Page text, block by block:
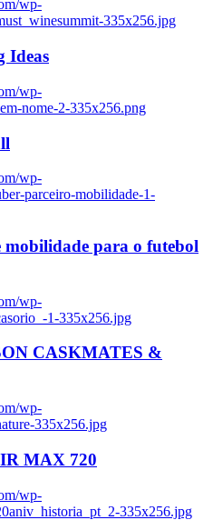
wp-
335x256.jpg
Ideas
wp-
nome-2-335x256.png
wp-
parceiro-mobilidade-1-
mobilidade para o futebol
wp-
1-335x256.jpg
CASKMATES &
wp-
335x256.jpg
MAX 720
wp-
335x256.jpg